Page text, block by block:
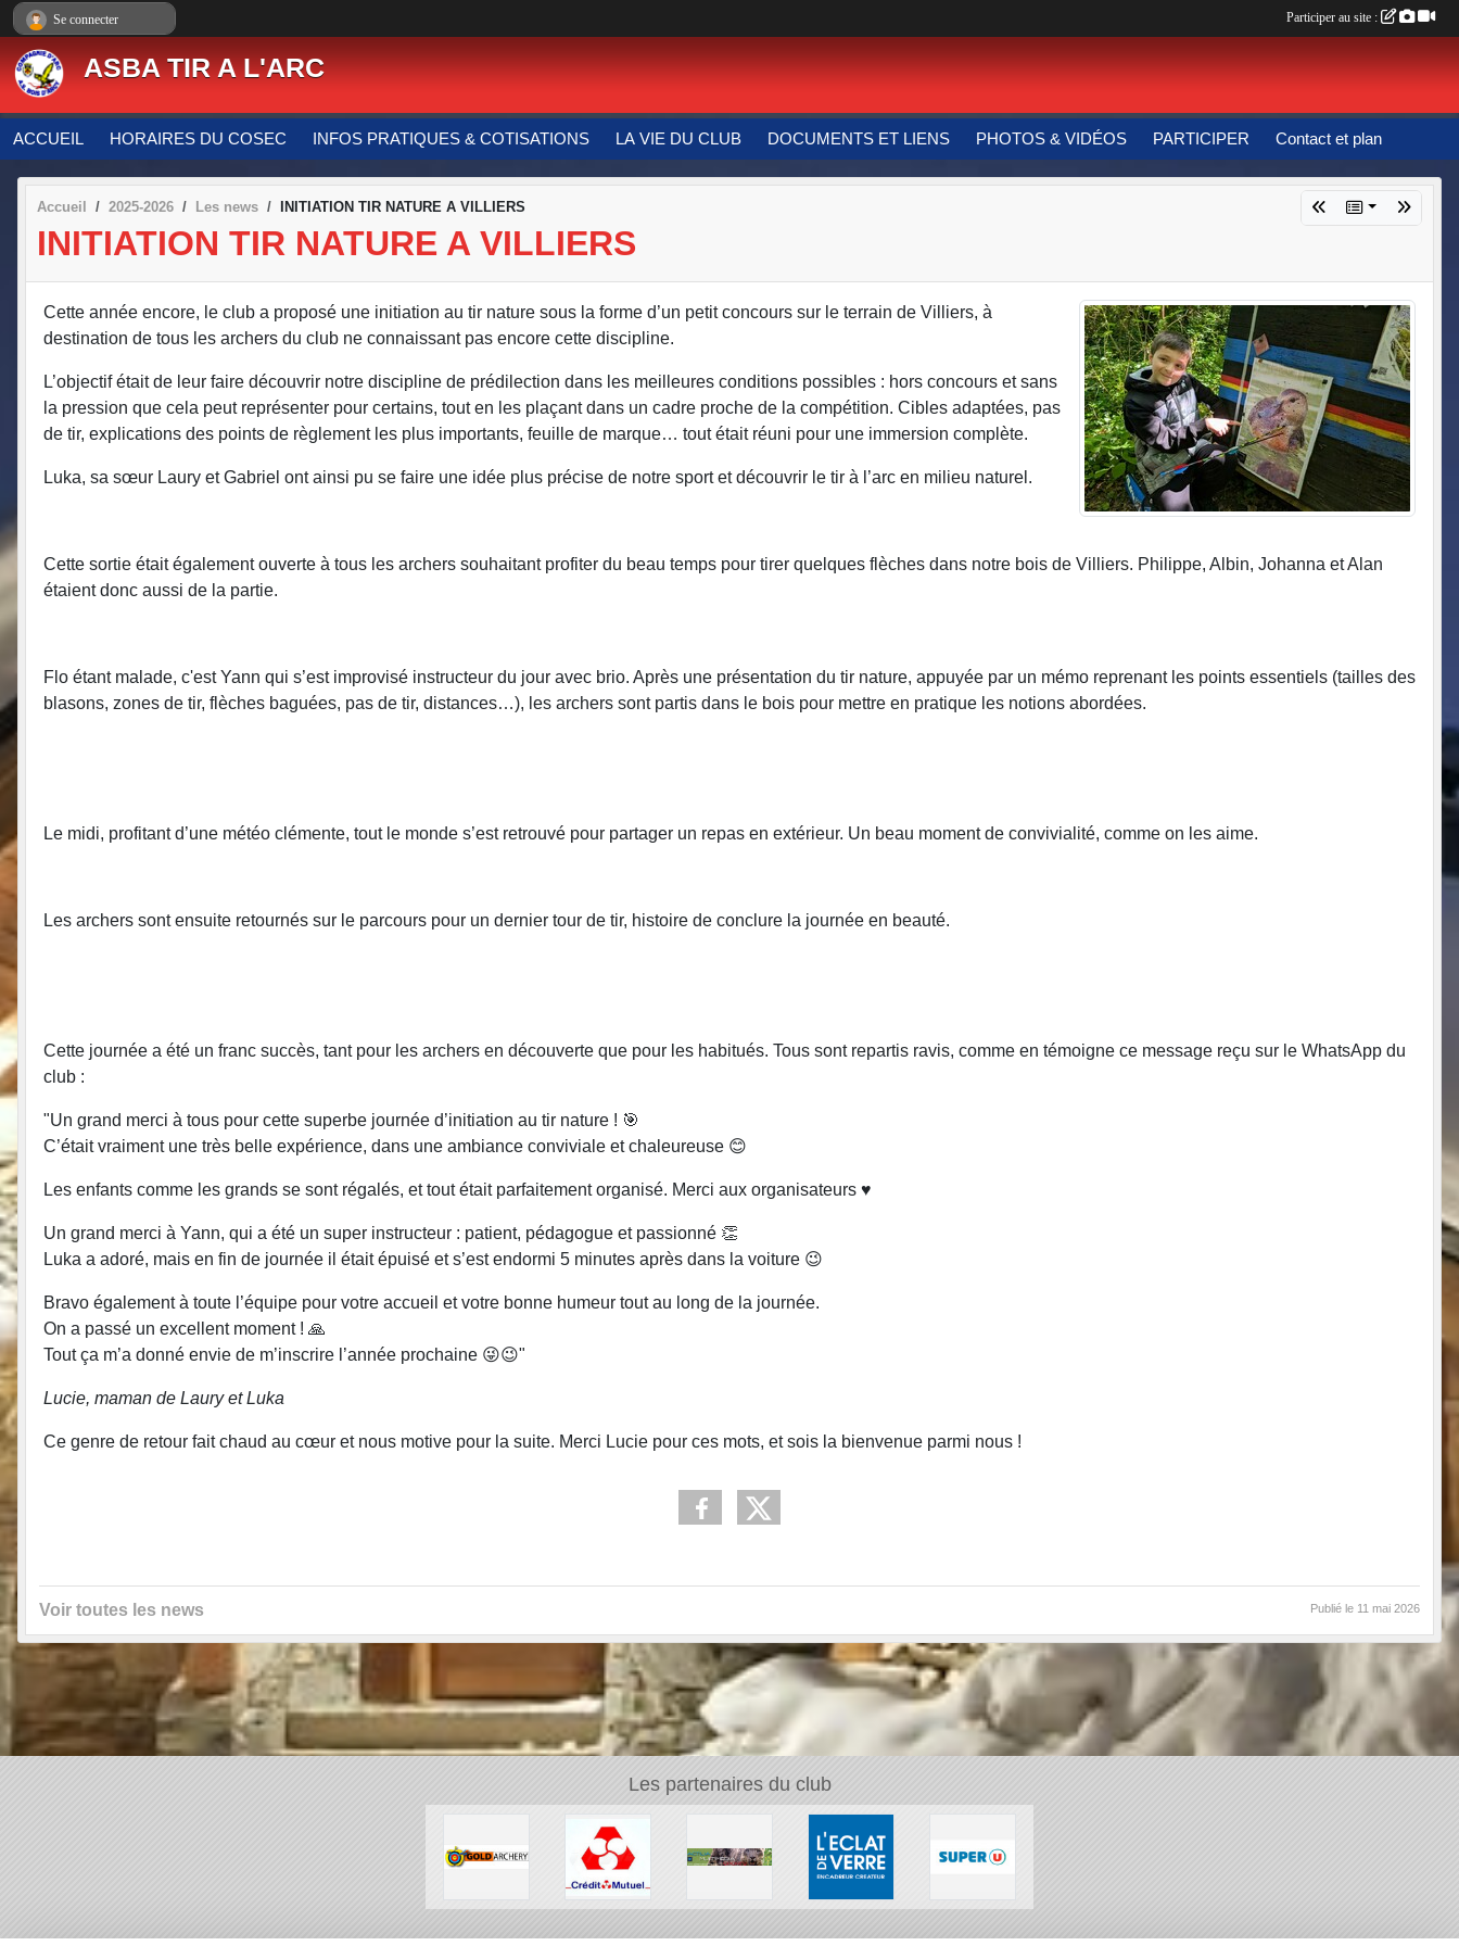
ASBA TIR A L'ARC
ACCUEIL HORAIRES DU COSEC INFOS PRATIQUES & COTISATIONS LA VIE DU CLUB DOCUMENTS ET LIENS PHOTOS & VIDÉOS PARTICIPER Contact et plan
Accueil 2025-2026 Les news INITIATION TIR NATURE A VILLIERS
INITIATION TIR NATURE A VILLIERS
Cette année encore, le club a proposé une initiation au tir nature sous la forme d’un petit concours sur le terrain de Villiers, à
destination de tous les archers du club ne connaissant pas encore cette discipline.
L’objectif était de leur faire découvrir notre discipline de prédilection dans les meilleures conditions possibles : hors concours et sans
la pression que cela peut représenter pour certains, tout en les plaçant dans un cadre proche de la compétition. Cibles adaptées, pas
de tir, explications des points de règlement les plus importants, feuille de marque… tout était réuni pour une immersion complète.
Luka, sa sœur Laury et Gabriel ont ainsi pu se faire une idée plus précise de notre sport et découvrir le tir à l’arc en milieu naturel.
Cette sortie était également ouverte à tous les archers souhaitant profiter du beau temps pour tirer quelques flèches dans notre bois de Villiers. Philippe, Albin, Johanna et Alan
étaient donc aussi de la partie.
Flo étant malade, c'est Yann qui s’est improvisé instructeur du jour avec brio. Après une présentation du tir nature, appuyée par un mémo reprenant les points essentiels (tailles des
blasons, zones de tir, flèches baguées, pas de tir, distances…), les archers sont partis dans le bois pour mettre en pratique les notions abordées.
Le midi, profitant d’une météo clémente, tout le monde s’est retrouvé pour partager un repas en extérieur. Un beau moment de convivialité, comme on les aime.
Les archers sont ensuite retournés sur le parcours pour un dernier tour de tir, histoire de conclure la journée en beauté.
Cette journée a été un franc succès, tant pour les archers en découverte que pour les habitués. Tous sont repartis ravis, comme en témoigne ce message reçu sur le WhatsApp du
club :
"Un grand merci à tous pour cette superbe journée d’initiation au tir nature ! 🎯
C’était vraiment une très belle expérience, dans une ambiance conviviale et chaleureuse 😊
Les enfants comme les grands se sont régalés, et tout était parfaitement organisé. Merci aux organisateurs ♥️
Un grand merci à Yann, qui a été un super instructeur : patient, pédagogue et passionné 👏
Luka a adoré, mais en fin de journée il était épuisé et s’est endormi 5 minutes après dans la voiture 😉
Bravo également à toute l’équipe pour votre accueil et votre bonne humeur tout au long de la journée.
On a passé un excellent moment ! 🙏
Tout ça m’a donné envie de m’inscrire l’année prochaine 😜😉"
Lucie, maman de Laury et Luka
Ce genre de retour fait chaud au cœur et nous motive pour la suite. Merci Lucie pour ces mots, et sois la bienvenue parmi nous !
Voir toutes les news Publié le 11 mai 2026
Les partenaires du club
Se connecter Participer au site :
Panneau de gestion des cookies